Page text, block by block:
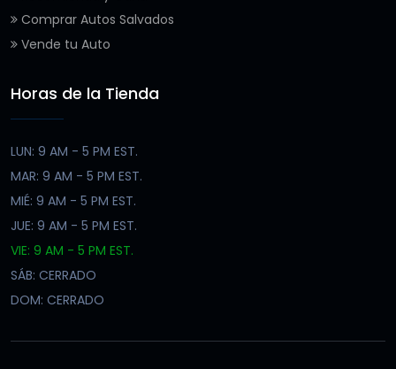
Comprar Autos Salvados
Vende tu Auto
Horas de la Tienda
LUN: 9 AM - 5 PM EST.
MAR: 9 AM - 5 PM EST.
MIÉ: 9 AM - 5 PM EST.
JUE: 9 AM - 5 PM EST.
VIE: 9 AM - 5 PM EST.
SÁB: CERRADO
DOM: CERRADO